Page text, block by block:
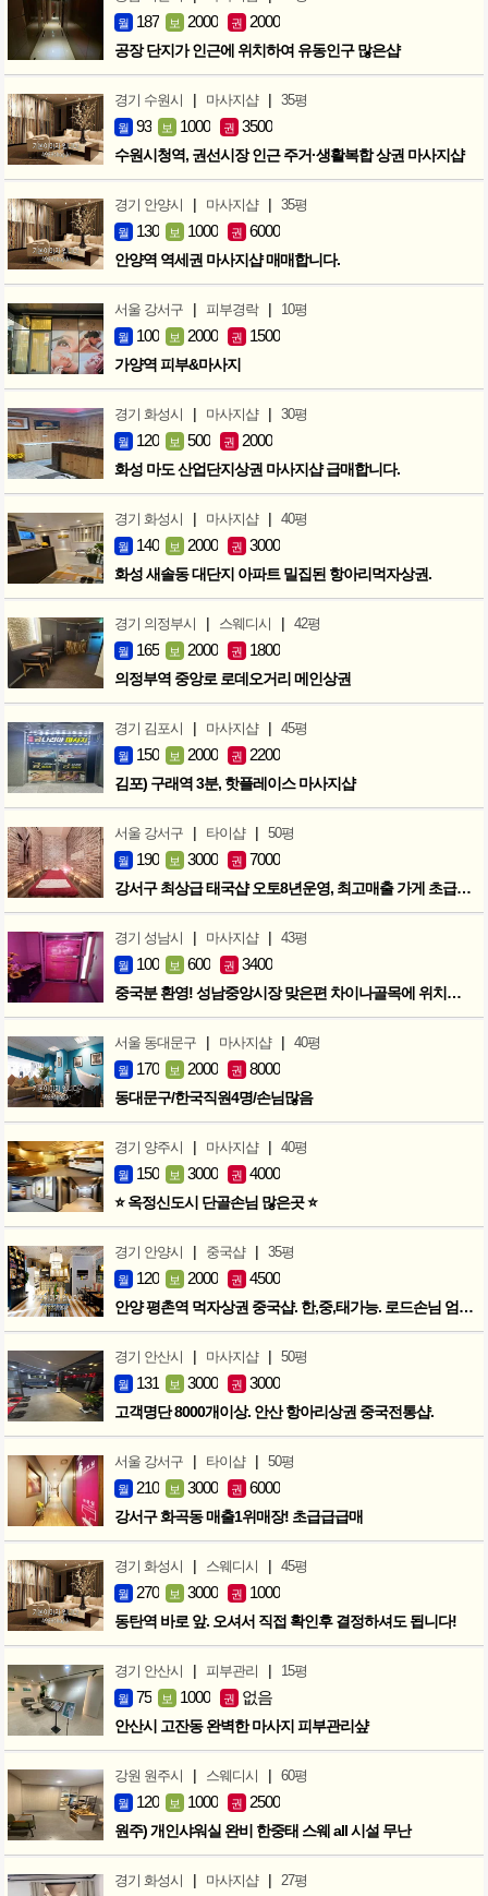
월 187 보 2000 권 2000
공장 단지가 인근에 위치하여 유동인구 많은샵
경기 수원시 | 마사지샵 | 35평
월 93 보 1000 권 3500
수원시청역, 권선시장 인근 주거·생활복합 상권 마사지샵
경기 안양시 | 마사지샵 | 35평
월 130 보 1000 권 6000
안양역 역세권 마사지샵 매매합니다.
서울 강서구 | 피부경락 | 10평
월 100 보 2000 권 1500
가양역 피부&마사지
경기 화성시 | 마사지샵 | 30평
월 120 보 500 권 2000
화성 마도 산업단지상권 마사지샵 급매합니다.
경기 화성시 | 마사지샵 | 40평
월 140 보 2000 권 3000
화성 새솔동 대단지 아파트 밀집된 항아리먹자상권.
경기 의정부시 | 스웨디시 | 42평
월 165 보 2000 권 1800
의정부역 중앙로 로데오거리 메인상권
경기 김포시 | 마사지샵 | 45평
월 150 보 2000 권 2200
김포) 구래역 3분, 핫플레이스 마사지샵
서울 강서구 | 타이샵 | 50평
월 190 보 3000 권 7000
강서구 최상급 태국샵 오토8년운영, 최고매출 가게 초급매!!!
경기 성남시 | 마사지샵 | 43평
월 100 보 600 권 3400
중국분 환영! 성남중앙시장 맞은편 차이나골목에 위치한 마사지샵
서울 동대문구 | 마사지샵 | 40평
월 170 보 2000 권 8000
동대문구/한국직원4명/손님많음
경기 양주시 | 마사지샵 | 40평
월 150 보 3000 권 4000
⭐ 옥정신도시 단골손님 많은곳 ⭐
경기 안양시 | 중국샵 | 35평
월 120 보 2000 권 4500
안양 평촌역 먹자상권 중국샵. 한,중,태가능. 로드손님 엄청많아요!
경기 안산시 | 마사지샵 | 50평
월 131 보 3000 권 3000
고객명단 8000개이상. 안산 항아리상권 중국전통샵.
서울 강서구 | 타이샵 | 50평
월 210 보 3000 권 6000
강서구 화곡동 매출1위매장! 초급급급매
경기 화성시 | 스웨디시 | 45평
월 270 보 3000 권 1000
동탄역 바로 앞. 오셔서 직접 확인후 결정하셔도 됩니다!
경기 안산시 | 피부관리 | 15평
월 75 보 1000 권 없음
안산시 고잔동 완벽한 마사지 피부관리샾
강원 원주시 | 스웨디시 | 60평
월 120 보 1000 권 2500
원주) 개인샤워실 완비 한중태 스웨 all 시설 무난
경기 화성시 | 마사지샵 | 27평